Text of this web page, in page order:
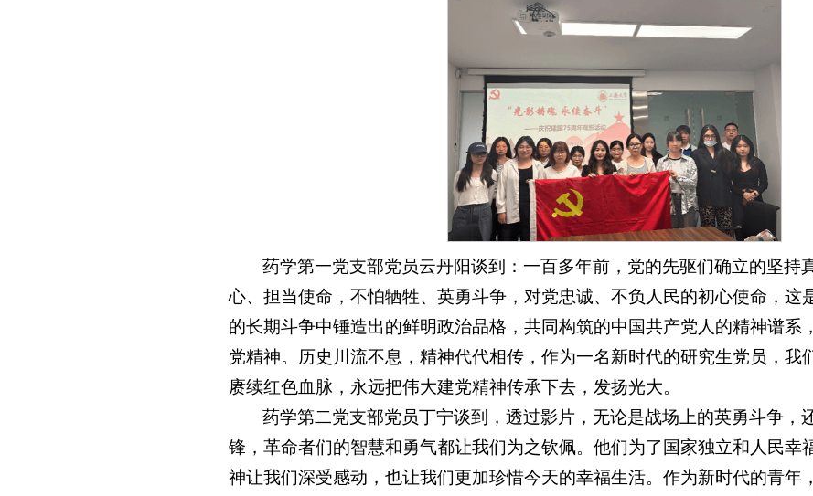
药学第一党支部党员云丹阳谈到：一百多年前，党的先驱们确立的坚持
心、担当使命，不怕牺牲、英勇斗争，对党忠诚、不负人民的初心使命，这
的长期斗争中锤造出的鲜明政治品格，共同构筑的中国共产党人的精神谱系
党精神。历史川流不息，精神代代相传，作为一名新时代的研究生党员，我
赓续红色血脉，永远把伟大建党精神传承下去，发扬光大。
药学第二党支部党员丁宁谈到，透过影片，无论是战场上的英勇斗争，
锋，革命者们的智慧和勇气都让我们为之钦佩。他们为了国家独立和人民幸
神让我们深受感动，也让我们更加珍惜今天的幸福生活。作为新时代的青年